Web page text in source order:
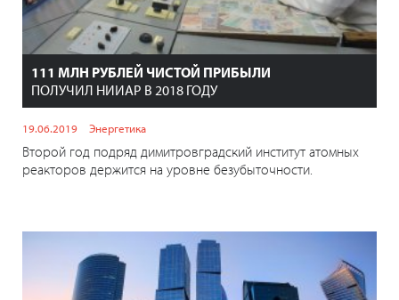
111 МЛН РУБЛЕЙ ЧИСТОЙ ПРИБЫЛИ
ПОЛУЧИЛ НИИАР В 2018 ГОДУ
19.06.2019 Энергетика
Второй год подряд димитровградский институт атомных
реакторов держится на уровне безубыточности.